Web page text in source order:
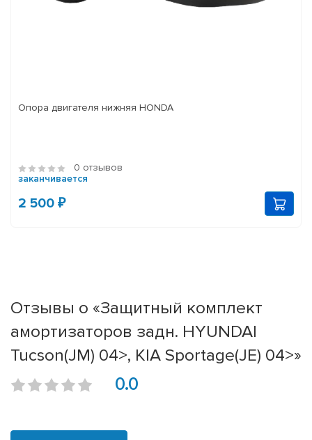
Опора двигателя нижняя HONDA
0 отзывов
заканчивается
2 500 ₽
Отзывы о «Защитный комплект
амортизаторов задн. HYUNDAI
Tucson(JM) 04>, KIA Sportage(JE) 04>»
0.0